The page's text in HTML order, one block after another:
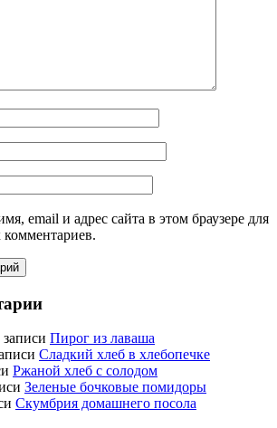
email и адрес сайта в этом браузере для
записи Пирог из лаваша
Сладкий хлеб в хлебопечке
Ржаной хлеб с солодом
Зеленые бочковые помидоры
Скумбрия домашнего посола